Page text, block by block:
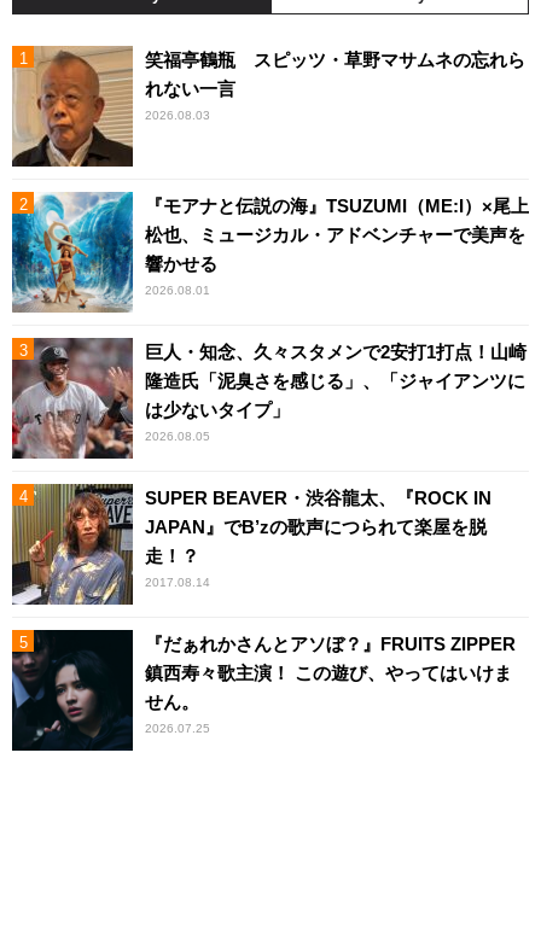
笑福亭鶴瓶 スピッツ・草野マサムネの忘れら
れない一言
2026.08.03
『モアナと伝説の海』TSUZUMI（ME:I）×尾上
松也、ミュージカル・アドベンチャーで美声を
響かせる
2026.08.01
巨人・知念、久々スタメンで2安打1打点！山崎
隆造氏「泥臭さを感じる」、「ジャイアンツに
は少ないタイプ」
2026.08.05
SUPER BEAVER・渋谷龍太、『ROCK IN
JAPAN』でB’zの歌声につられて楽屋を脱
走！？
2017.08.14
『だぁれかさんとアソぼ？』FRUITS ZIPPER
鎮西寿々歌主演！ この遊び、やってはいけま
せん。
2026.07.25